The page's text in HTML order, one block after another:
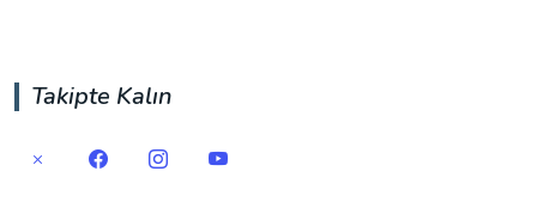
Takipte Kalın